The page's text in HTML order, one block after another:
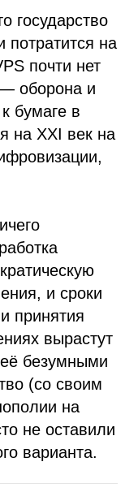
государство
на
почти нет
оборона и
бумаге в
на XXI век на
и сроки
принятия
вырастут
безумными
(со своим
на
не оставили
варианта.